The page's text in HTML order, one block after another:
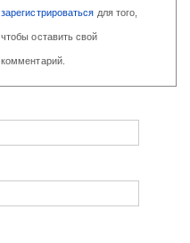
зарегистрироваться для того,
чтобы оставить свой
комментарий.